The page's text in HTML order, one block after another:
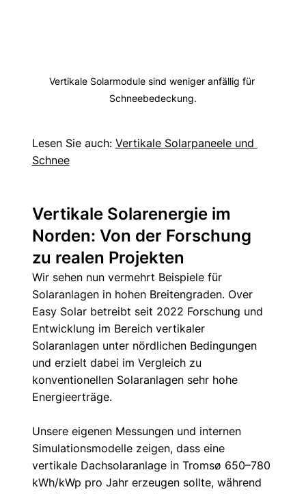
Vertikale Solarmodule sind weniger anfällig für
Schneebedeckung.
Lesen Sie auch: Vertikale Solarpaneele und
Schnee
Vertikale Solarenergie im
Norden: Von der Forschung
zu realen Projekten
Wir sehen nun vermehrt Beispiele für
Solaranlagen in hohen Breitengraden. Over
Easy Solar betreibt seit 2022 Forschung und
Entwicklung im Bereich vertikaler
Solaranlagen unter nördlichen Bedingungen
und erzielt dabei im Vergleich zu
konventionellen Solaranlagen sehr hohe
Energieerträge.
Unsere eigenen Messungen und internen
Simulationsmodelle zeigen, dass eine
vertikale Dachsolaranlage in Tromsø 650–780
kWh/kWp pro Jahr erzeugen sollte, während